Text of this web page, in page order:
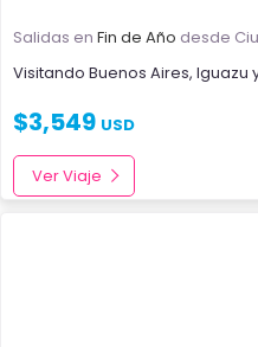
Salidas en Fin de Año desde
Visitando Buenos Aires, Iguazu
$3,549 USD
Ver Viaje